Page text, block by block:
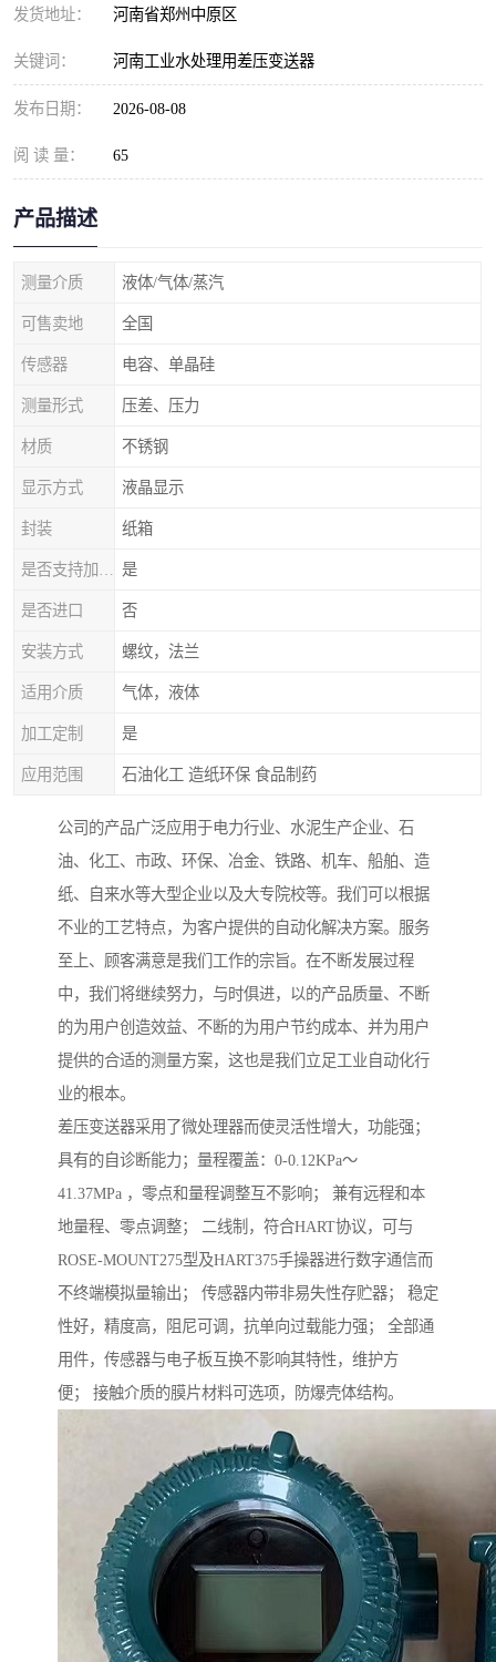
发货地址： 河南省郑州中原区
关键词： 河南工业水处理用差压变送器
发布日期： 2026-08-08
阅 读 量： 65
产品描述
测量介质 液体/气体/蒸汽
可售卖地 全国
传感器 电容、单晶硅
测量形式 压差、压力
材质 不锈钢
显示方式 液晶显示
封装 纸箱
是
是否进口 否
安装方式 螺纹，法兰
适用介质 气体，液体
加工定制 是
应用范围 石油化工 造纸环保 食品制药
公司的产品广泛应用于电力行业、水泥生产企业、石
油、化工、市政、环保、冶金、铁路、机车、船舶、造
纸、自来水等大型企业以及大专院校等。我们可以根据
不业的工艺特点，为客户提供的自动化解决方案。服务
至上、顾客满意是我们工作的宗旨。在不断发展过程
中，我们将继续努力，与时俱进，以的产品质量、不断
的为用户创造效益、不断的为用户节约成本、并为用户
提供的合适的测量方案，这也是我们立足工业自动化行
业的根本。
差压变送器采用了微处理器而使灵活性增大，功能强；
具有的自诊断能力；量程覆盖：0-0.12KPa～
41.37MPa ，零点和量程调整互不影响； 兼有远程和本
地量程、零点调整； 二线制，符合HART协议，可与
ROSE-MOUNT275型及HART375手操器进行数字通信而
不终端模拟量输出； 传感器内带非易失性存贮器； 稳定
性好，精度高，阻尼可调，抗单向过载能力强； 全部通
用件，传感器与电子板互换不影响其特性，维护方
便； 接触介质的膜片材料可选项，防爆壳体结构。